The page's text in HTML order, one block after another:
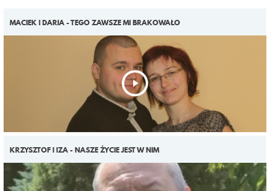
MACIEK I DARIA - TEGO ZAWSZE MI BRAKOWAŁO
KRZYSZTOF I IZA - NASZE ŻYCIE JEST W NIM